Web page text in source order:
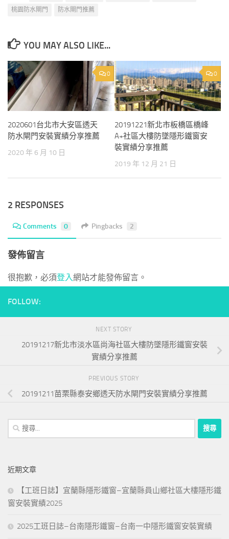
桃園防水閘門
防水閘門推薦
YOU MAY ALSO LIKE...
0
2020601台北市大安區透天
防水閘門安裝實績分享推薦
2020 年 6 月 10 日
0
20191221新北市板橋區橋峰
A+社區大樓防墜隱形鐵窗安
裝實績分享推薦
2019 年 12 月 21 日
2 RESPONSES
Comments 0 Pingbacks 2
發佈留言
很抱歉，必須登入網站才能發佈留言。
FOLLOW:
NEXT STORY
20191217新北市淡水區尚海社區大樓防墜隱形鐵窗安裝
實績分享推薦
PREVIOUS STORY
20191211苗栗縣泰安鄉透天防水閘門安裝實績分享推薦
搜
尋
字:
近期文章
【工班日誌】宜蘭縣隱形鐵窗–宜蘭縣員山鄉社區大樓隱形鐵
窗安裝實績2025
2025工班日誌–台南隱形鐵窗–台南一中隱形鐵窗安裝實績